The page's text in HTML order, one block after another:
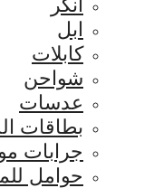
انكر
ابل
كابلات
شواحن
عدسات
بطاقات
جرابات
حوامل